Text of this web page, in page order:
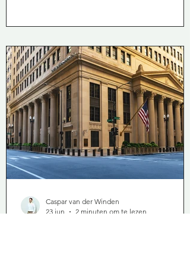
Caspar van der Winden
23 jun
2 minuten om te lezen